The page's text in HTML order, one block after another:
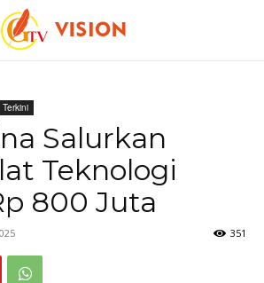
Terkini
Salurkan
Teknologi
800 Juta
351